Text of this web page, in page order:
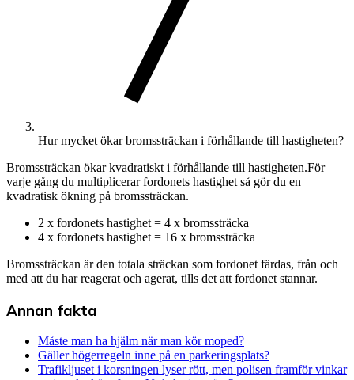
Hur mycket ökar bromssträckan i förhållande till hastigheten?
Bromssträckan ökar kvadratiskt i förhållande till hastigheten.För
varje gång du multiplicerar fordonets hastighet så gör du en
kvadratisk ökning på bromssträckan.
2 x fordonets hastighet = 4 x bromssträcka
4 x fordonets hastighet = 16 x bromssträcka
Bromssträckan är den totala sträckan som fordonet färdas, från och
med att du har reagerat och agerat, tills det att fordonet stannar.
Annan fakta
Måste man ha hjälm när man kör moped?
Gäller högerregeln inne på en parkeringsplats?
Trafikljuset i korsningen lyser rött, men polisen framför vinkar